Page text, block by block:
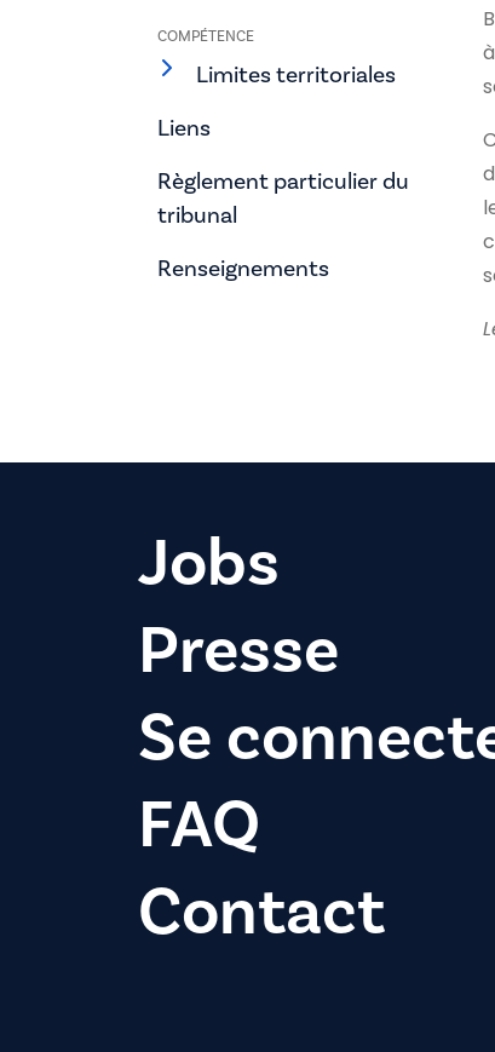
COMPÉTENCE
Limites territoriales
Liens
Règlement particulier du
tribunal
Renseignements
Jobs
Presse
Se
FAQ
Contact